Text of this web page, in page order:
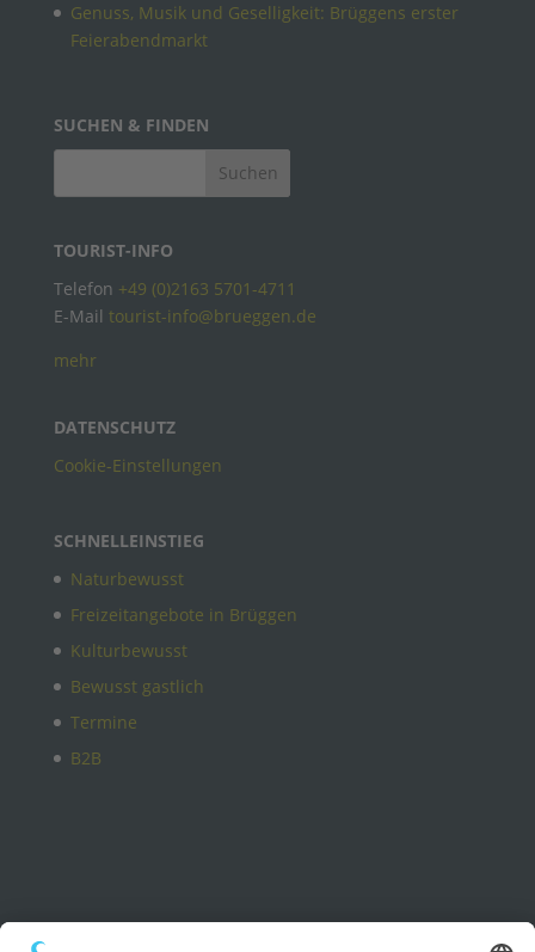
Genuss, Musik und Geselligkeit: Brüggens erster
Feierabendmarkt
SUCHEN & FINDEN
TOURIST-INFO
Telefon +49 (0)2163 5701-4711
E-Mail tourist-info@brueggen.de
mehr
DATENSCHUTZ
Cookie-Einstellungen
SCHNELLEINSTIEG
Naturbewusst
Freizeitangebote in Brüggen
Kulturbewusst
Bewusst gastlich
Termine
B2B